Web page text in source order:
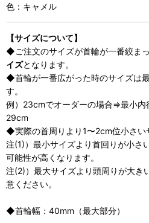
色：キャメル
【サイズについて】
◆ご注文のサイズが首輪が一番絞ま
イズとなります。
◆首輪が一番広がった時のサイズは
す。
例）23cmでオーダーの場合⇒最小
29cm
◆実際の首周りより1〜2cm位小さい
注(1)）最小サイズより首回りが小さ
可能性が高くなります。
注(2)）最大サイズより頭周りが大き
意ください。
◆首輪幅：40mm（最大部分）